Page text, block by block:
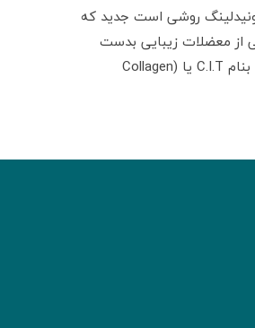
روشی است جدید که
از معضلات زیبایی بدست
آورده است.دراین روش پروژه ای بنام C.I.T یا (Collagen